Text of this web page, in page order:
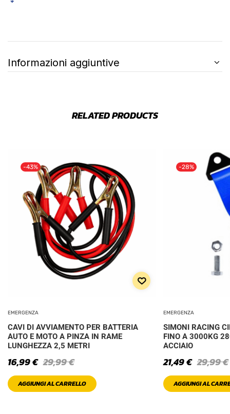
Informazioni aggiuntive
RELATED PRODUCTS
-43%
EMERGENZA
CAVI DI AVVIAMENTO PER BATTERIA
AUTO E MOTO A PINZA IN RAME
LUNGHEZZA 2,5 METRI
29,99€
16,99€
AGGIUNGI AL CARRELLO
-28%
EMERGENZA
SIMONI RACING
FINO A 3000KG
ACCIAIO
29,99€
21,49€
AGGIUNGI AL